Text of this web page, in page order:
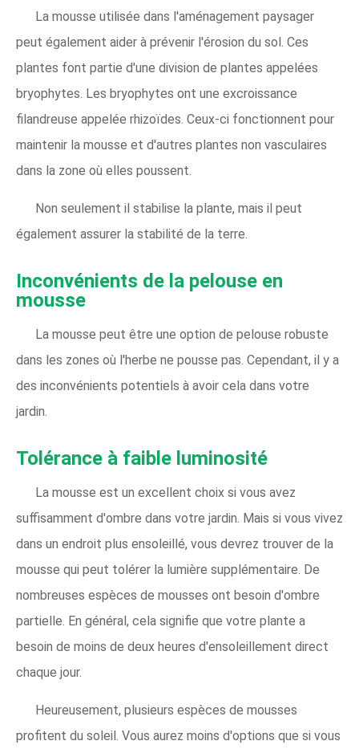
La mousse utilisée dans l'aménagement paysager
peut également aider à prévenir l'érosion du sol. Ces
plantes font partie d'une division de plantes appelées
bryophytes. Les bryophytes ont une excroissance
filandreuse appelée rhizoïdes. Ceux-ci fonctionnent pour
maintenir la mousse et d'autres plantes non vasculaires
dans la zone où elles poussent.
Non seulement il stabilise la plante, mais il peut
également assurer la stabilité de la terre.
Inconvénients de la pelouse en
mousse
La mousse peut être une option de pelouse robuste
dans les zones où l'herbe ne pousse pas. Cependant, il y a
des inconvénients potentiels à avoir cela dans votre
jardin.
Tolérance à faible luminosité
La mousse est un excellent choix si vous avez
suffisamment d'ombre dans votre jardin. Mais si vous vivez
dans un endroit plus ensoleillé, vous devrez trouver de la
mousse qui peut tolérer la lumière supplémentaire. De
nombreuses espèces de mousses ont besoin d'ombre
partielle. En général, cela signifie que votre plante a
besoin de moins de deux heures d'ensoleillement direct
chaque jour.
Heureusement, plusieurs espèces de mousses
profitent du soleil. Vous aurez moins d'options que si vous